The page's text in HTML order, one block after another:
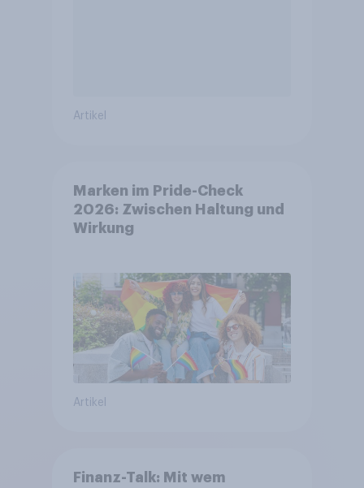
Artikel
Marken im Pride-Check
2026: Zwischen Haltung und
Wirkung
Artikel
Finanz-Talk: Mit wem